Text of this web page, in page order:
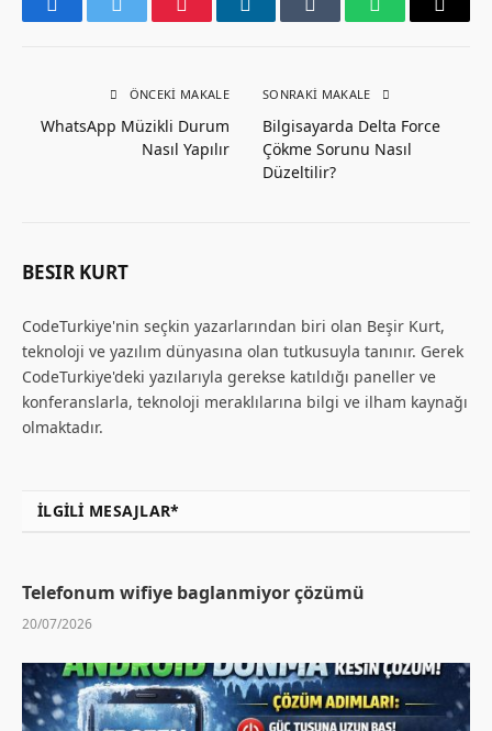
FacebookTwitter PinterestLinkedInTumblr WhatsAppEmail
ÖNCEKI MAKALE
WhatsApp Müzikli Durum
Nasıl Yapılır
SONRAKI MAKALE
Bilgisayarda Delta Force
Çökme Sorunu Nasıl
Düzeltilir?
BESIR KURT
CodeTurkiye'nin seçkin yazarlarından biri olan Beşir Kurt,
teknoloji ve yazılım dünyasına olan tutkusuyla tanınır. Gerek
CodeTurkiye'deki yazılarıyla gerekse katıldığı paneller ve
konferanslarla, teknoloji meraklılarına bilgi ve ilham kaynağı
olmaktadır.
İLGILI MESAJLAR*
Telefonum wifiye baglanmiyor çözümü
20/07/2026